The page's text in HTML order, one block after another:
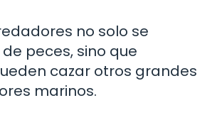
no solo se
peces, sino que
cazar otros grandes
marinos.